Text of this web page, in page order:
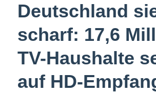
Deutschland
scharf: 17,6
TV-Haushalte
auf HD-